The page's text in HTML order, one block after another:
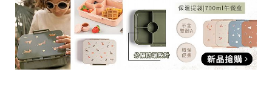
熱
門
新
鮮
事
優